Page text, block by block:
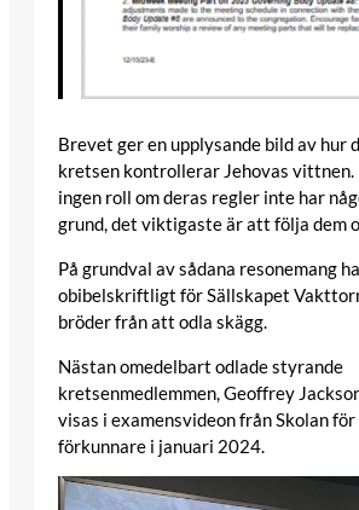
Brevet ger en upplysande bild av hur
kretsen kontrollerar Jehovas vittnen.
ingen roll om deras regler inte har
grund, det viktigaste är att följa dem
På grundval av sådana resonemang
obibelskriftligt för Sällskapet
bröder från att odla skägg.
Nästan omedelbart odlade styrande
kretsenmedlemmen, Geoffrey
visas i examensvideon från Skolan
förkunnare i januari 2024.